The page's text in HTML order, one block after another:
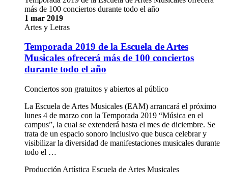
más de 100 conciertos durante todo el año
1 mar 2019
Artes y Letras
Temporada 2019 de la Escuela de Artes
Musicales ofrecerá más de 100 conciertos
durante todo el año
Conciertos son gratuitos y abiertos al público
La Escuela de Artes Musicales (EAM) arrancará el próximo
lunes 4 de marzo con la Temporada 2019 “Música en el
campus”, la cual se extenderá hasta el mes de diciembre. Se
trata de un espacio sonoro inclusivo que busca celebrar y
visibilizar la diversidad de manifestaciones musicales durante
todo el …
Producción Artística Escuela de Artes Musicales